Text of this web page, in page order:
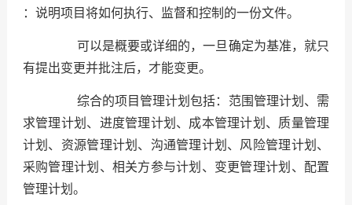
：说明项目将如何执行、监督和控制的一份文件。
可以是概要或详细的，一旦确定为基准，就只
有提出变更并批注后，才能变更。
综合的项目管理计划包括：范围管理计划、需
求管理计划、进度管理计划、成本管理计划、质量管理
计划、资源管理计划、沟通管理计划、风险管理计划、
采购管理计划、相关方参与计划、变更管理计划、配置
管理计划。